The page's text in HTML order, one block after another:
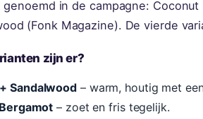
in de campagne:
(Fonk Magazine). De vierde
zijn er?
Sandalwood – warm, houtig met
– zoet en fris tegelijk.